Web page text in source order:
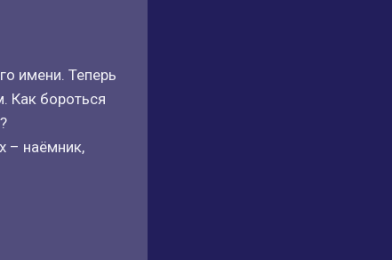
имени. Теперь
Как бороться
– наёмник,